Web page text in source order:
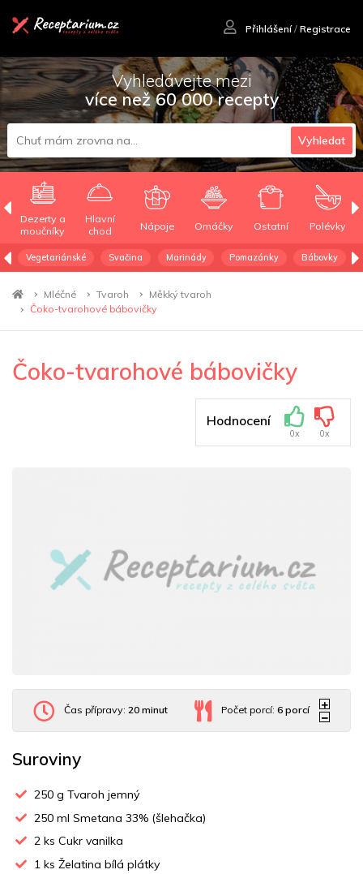
Přihlášení/ Registrace
Vyhledávejte mezi
více než 60 000 recepty
Vyhledat
Dezerty a
moučníky
Hlavní
chod
Nápoje Omáčky Ostatní Polévky
Vegetariánské Svačina Marinády Pomazánky Bábovky
Mléčné Tvaroh
Měkký tvaroh
Čoko-tvarohové bábovičky
Čoko-tvarohové bábovičky
Hodnocení
0x 0x
Čas přípravy: 20 minut Počet porcí:6 porcí
Suroviny
250 g Tvaroh jemný
250 ml Smetana 33% (šlehačka)
2 ks Cukr vanilka
1 ks Želatina bílá plátky